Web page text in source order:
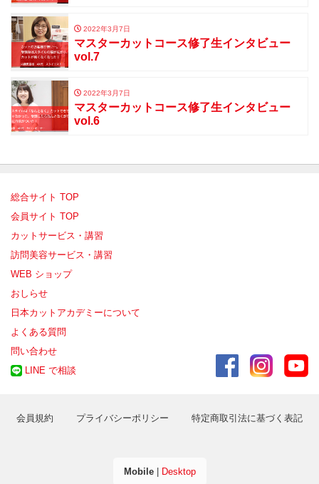
2022年3月7日
マスターカットコース修了生インタビュー
vol.7
2022年3月7日
マスターカットコース修了生インタビュー
vol.6
総合サイト TOP
会員サイト TOP
カットサービス・講習
訪問美容サービス・講習
WEB ショップ
おしらせ
日本カットアカデミーについて
よくある質問
問い合わせ
LINE で相談
会員規約 プライバシーポリシー 特定商取引法に基づく表記
Mobile| Desktop